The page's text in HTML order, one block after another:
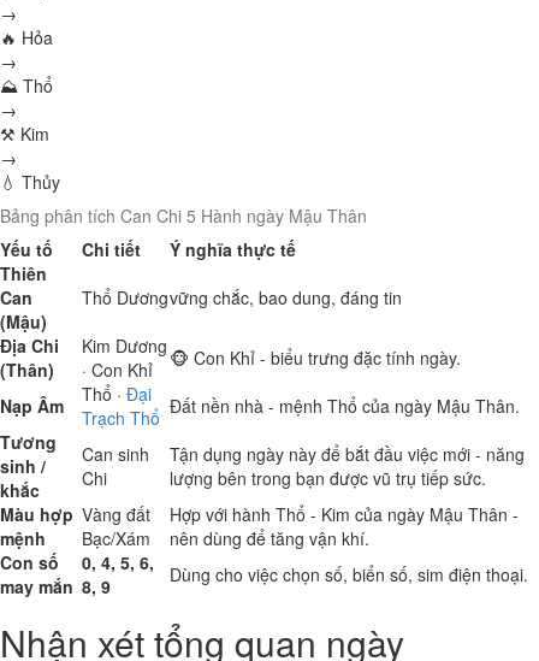
→
🔥 Hỏa
→
⛰ Thổ
→
⚒ Kim
→
💧 Thủy
Bảng phân tích Can Chi 5 Hành ngày Mậu Thân
Yếu tố
Chi tiết
Ý nghĩa thực tế
Thiên
Can
(Mậu)
Thổ Dươngvững chắc, bao dung, đáng tin
Địa Chi
(Thân)
Kim Dương
· Con Khỉ
🐵 Con Khỉ - biểu trưng đặc tính ngày.
Nạp Âm
Thổ · Đại
Trạch Thổ Đất nền nhà - mệnh Thổ của ngày Mậu Thân.
Tương
sinh /
khắc
Can sinh
Chi
Tận dụng ngày này để bắt đầu việc mới - năng
lượng bên trong bạn được vũ trụ tiếp sức.
Màu hợp
mệnh
Vàng đất
Bạc/Xám
Hợp với hành Thổ - Kim của ngày Mậu Thân -
nên dùng để tăng vận khí.
Con số
may mắn
0, 4, 5, 6,
8, 9
Dùng cho việc chọn số, biển số, sim điện thoại.
Nhận xét tổng quan ngày